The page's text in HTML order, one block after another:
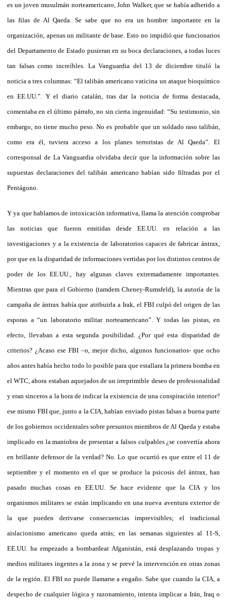
es un joven musulmán norteamericano, John Walker, que se había adherido a
las filas de Al Qaeda. Se sabe que no era un hombre importante en la
organización, apenas un militante de base. Esto no impidió que funcionarios
del Departamento de Estado pusieran en su boca declaraciones, a todas luces
tan falsas como increíbles. La Vanguardia del 13 de diciembre tituló la
noticia a tres columnas: “El talibán americano vaticina un ataque bioquímico
en EE.UU.”. Y el diario catalán, tras dar la noticia de forma destacada,
comentaba en el último párrafo, no sin cierta ingenuidad: “Su testimonio, sin
embargo, no tiene mucho peso. No es probable que un soldado raso talibán,
como era él, tuviera acceso a los planes terroristas de Al Qaeda”. El
corresponsal de La Vanguardia olvidaba decir que la información sobre las
supuestas declaraciones del talibán americano habían sido filtradas por el
Pentágono.
Y ya que hablamos de intoxicación informativa, llama la atención comprobar
las noticias que fueron emitidas desde EE.UU. en relación a las
investigaciones y a la existencia de laboratorios capaces de fabricar ántrax,
por que en la disparidad de informaciones vertidas por los distintos centros de
poder de los EE.UU., hay algunas claves extremadamente importantes.
Mientras que para el Gobierno (tamdem Cheney-Rumsfeld), la autoría de la
campaña de ántrax había que atribuirla a Irak, el FBI culpó del origen de las
esporas a “un laboratorio militar norteamericano”. Y todas las pistas, en
efecto, llevaban a esta segunda posibilidad. ¿Por qué esta disparidad de
criterios? ¿Acaso ese FBI –o, mejor dicho, algunos funcionarios- que ocho
años antes había hecho todo lo posible para que estallara la primera bomba en
el WTC, ahora estaban aquejados de un irreprimible deseo de profesionalidad
y eran sinceros a la hora de indicar la existencia de una conspiración interior?
ese mismo FBI que, junto a la CIA, habían enviado pistas falsas a buena parte
de los gobiernos occidentales sobre presuntos miembros de Al Qaeda y estaba
implicado en la maniobra de presentar a falsos culpables ¿se convertía ahora
en brillante defensor de la verdad? No. Lo que ocurrió es que entre el 11 de
septiembre y el momento en el que se produce la psicosis del ántrax, han
pasado muchas cosas en EE.UU. Se hace evidente que la CIA y los
organismos militares se están implicando en una nueva aventura exterior de
la que pueden derivarse consecuencias imprevisibles; el tradicional
aislacionismo americano queda atrás; en las semanas siguientes al 11-S,
EE.UU. ha empezado a bombardear Afganistán, está desplazando tropas y
medios militares ingentes a la zona y se prevé la intervención en otras zonas
de la región. El FBI no puede llamarse a engaño. Sabe que cuando la CIA, a
despecho de cualquier lógica y razonamiento, intenta implicar a Irán, Iraq o